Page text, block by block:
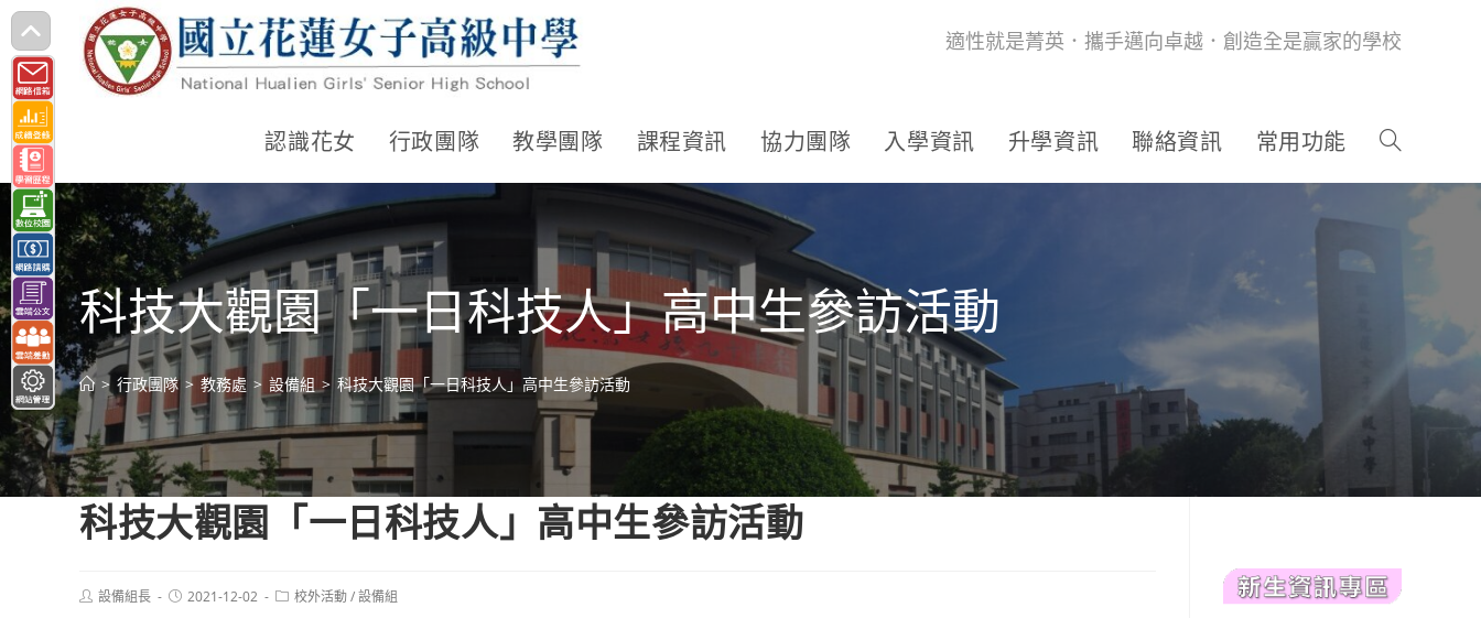
跳
轉
至
主
要
內
容
適性就是菁英．攜手邁向卓越．創造全是贏家的學校
認識花女 行政團隊 教學團隊 課程資訊 協力團隊 入學資訊 升學資訊 聯絡資訊 常用功能
科技大觀園「一日科技人」高中生參訪活動
> 行政團隊 > 教務處 > 設備組 > 科技大觀園「一日科技人」高中生參訪活動
科技大觀園「一日科技人」高中生參訪活動
Post設備組長
Post2021-12-02
Post校外活動/設備組